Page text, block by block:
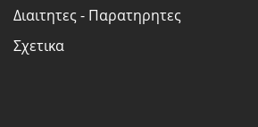
Διαιτητες - Παρατηρητες
Σχετικα